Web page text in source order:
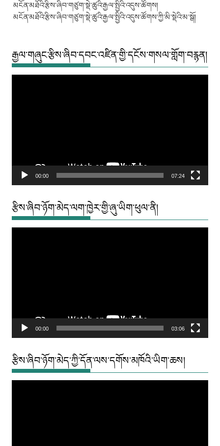
མངོན་མཐོའི་རྩིས་ཞིབ་གཙུག་སྡེ་ཚུའི་རྒྱལ་སྤྱིའི་འདུས་ཚོགས།
མངོན་མཐོའི་རྩིས་ཞིབ་གཙུག་སྡེ་ཚུའི་རྒྱལ་སྤྱིའི་འདུས་ཚོགས་ཀྱི་མི་སྡེའི་མ་སྒོ།
རྒྱལ་གཞུང་རྩིས་ཞིབ་དབང་འཛིན་གྱི་དངོས་གསལ་གློག་བརྙན།
00:00 07:24
རྩིས་ཞིབ་ཉོག་མེད་ལག་ཁྱེར་གྱི་ཞུ་ཡིག་ཕུལ་ནི།
00:00 03:06
རྩིས་ཞིབ་ཉོག་མེད་ཀྱི་དོན་ལས་དགོས་མཁོའི་ཡིག་ཆས།